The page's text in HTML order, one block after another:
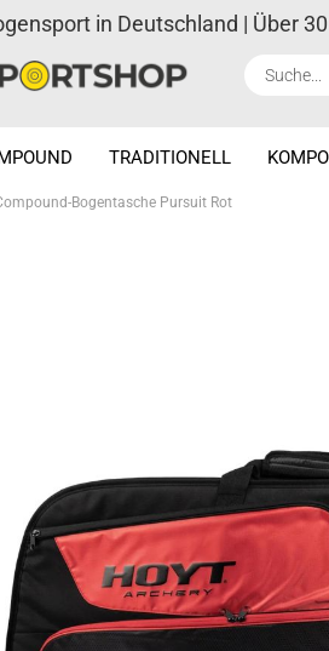
in Deutschland | Über
TRADITIONELL
Bogentasche Pursuit Rot